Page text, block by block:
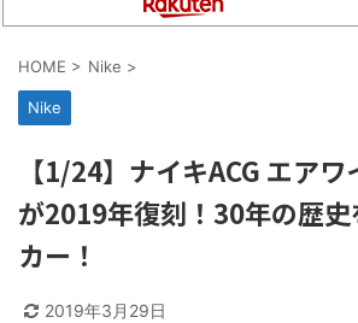
HOME > Nike >
Nike
【1/24】ナイキACG エア
が2019年復刻！30年の歴
カー！
2019年3月29日